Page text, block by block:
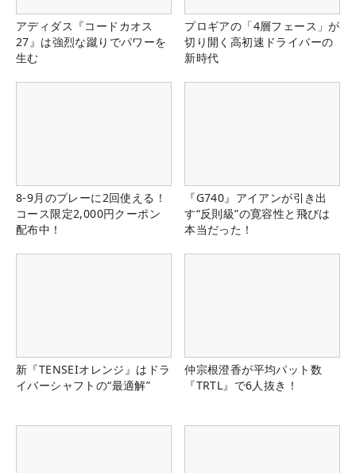
アディダス『コードカオス
27』は強烈な蹴りでパワーを
生む
プロギアの「4層フェース」が
切り開く高初速ドライバーの
新時代
8-9月のプレーに2回使える！
コース限定2,000円クーポン
配布中！
『G740』アイアンが引き出
す“反則級”の寛容性と飛びは
本当だった！
新『TENSEIオレンジ』はドラ
イバーシャフトの“最適解”
仲宗根澄香が平均パット数
『TRTL』で6人抜き！